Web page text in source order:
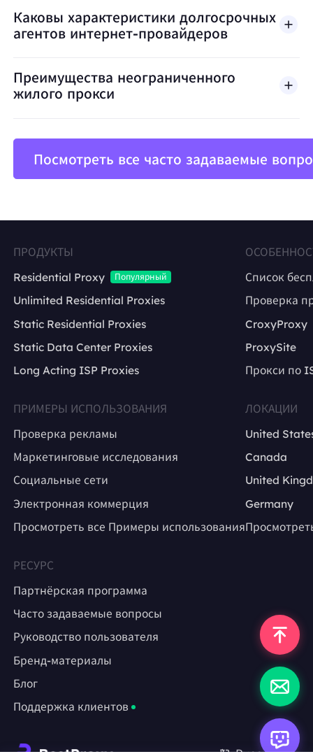
BestProxy не поддерживает мошенничество,
Каковы характеристики долгосрочных
агентов интернет-провайдеров
Преимущества неограниченного
жилого прокси
Посмотреть все часто задаваемые
ПРОДУКТЫ
Residential Proxy
Популярный
Unlimited Residential Proxies
Static Residential Proxies
Static Data Center Proxies
Long Acting ISP Proxies
Список
Проверка
CroxyProxy
ProxySite
Прокси по
ПРИМЕРЫ ИСПОЛЬЗОВАНИЯ
Проверка рекламы
Маркетинговые исследования
Социальные сети
Электронная коммерция
Просмотреть все Примеры использования
ЛОКАЦИИ
United
Canada
United
Germany
РЕСУРС
Партнёрская программа
Часто задаваемые вопросы
Руководство пользователя
Бренд-материалы
Блог
Поддержка клиентов